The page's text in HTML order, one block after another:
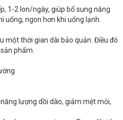
1-2 lon/ngày, giúp bổ sung năng
uống, ngon hơn khi uống lạnh.
một thời gian dài bảo quản. Điều đó
phẩm.
lượng dồi dào, giảm mệt mỏi,